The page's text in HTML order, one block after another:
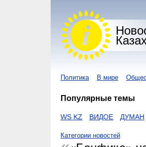
Политика В мире
Популярные темы
I-NEWS KZ ВИДОЕ ДУМАН
Категории новостей